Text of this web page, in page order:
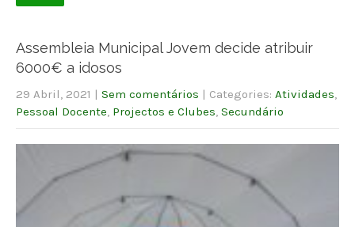
Assembleia Municipal Jovem decide atribuir
6000€ a idosos
29 Abril, 2021 | Sem comentários | Categories: Atividades
Pessoal Docente Projectos e Clubes Secundário